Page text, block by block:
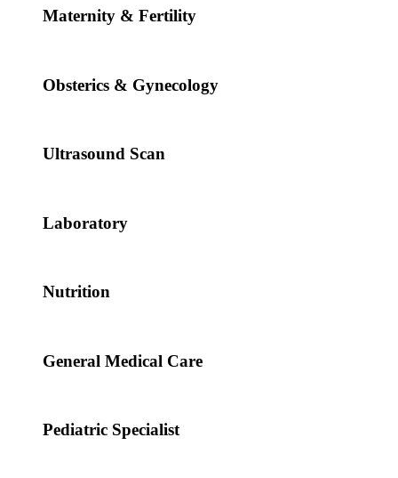
Maternity & Fertility
Obsterics & Gynecology
Ultrasound Scan
Laboratory
Nutrition
General Medical Care
Pediatric Specialist